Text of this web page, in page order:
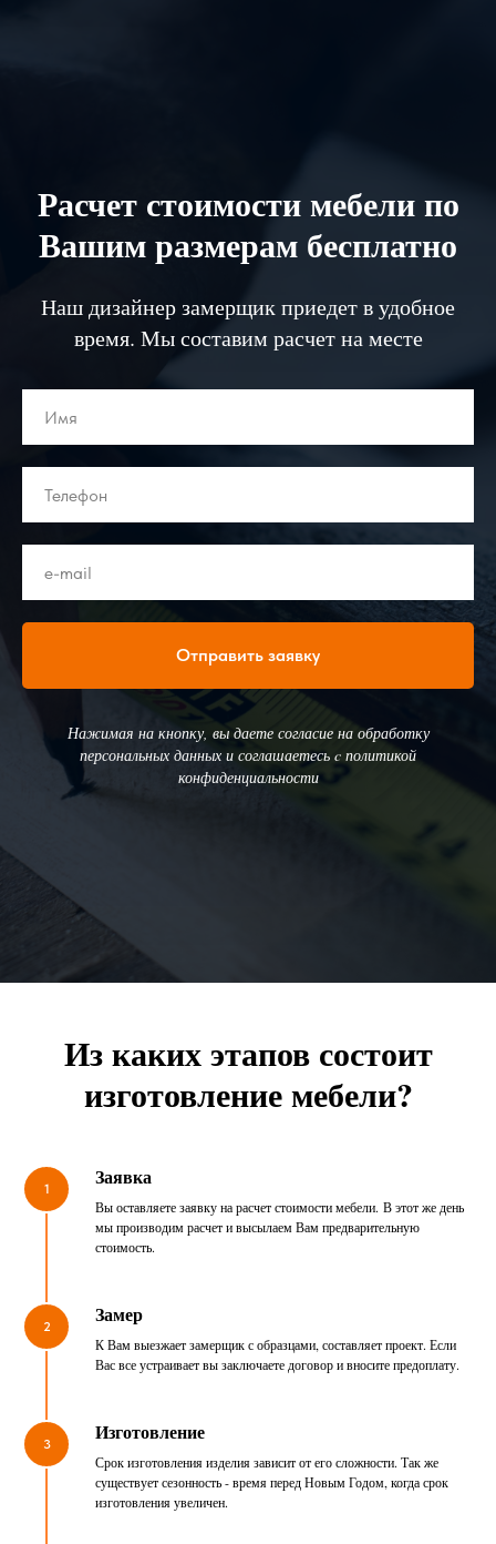
Расчет стоимости мебели по
Вашим размерам бесплатно
Наш дизайнер замерщик приедет в удобное
время. Мы составим расчет на месте
Отправить заявку
Нажимая на кнопку, вы даете согласие на обработку
персональных данных и соглашаетесь c политикой
конфиденциальности
Из каких этапов состоит
изготовление мебели?
1 Заявка
Вы оставляете заявку на расчет стоимости мебели. В этот же день
мы производим расчет и высылаем Вам предварительную
стоимость.
2 Замер
К Вам выезжает замерщик с образцами, составляет проект. Если
Вас все устраивает вы заключаете договор и вносите предоплату.
3 Изготовление
Срок изготовления изделия зависит от его сложности. Так же
существует сезонность - время перед Новым Годом, когда срок
изготовления увеличен.